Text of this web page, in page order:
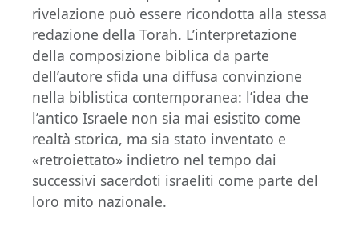
rivelazione può essere ricondotta alla stessa
redazione della Torah. L’interpretazione
della composizione biblica da parte
dell’autore sfida una diffusa convinzione
nella biblistica contemporanea: l’idea che
l’antico Israele non sia mai esistito come
realtà storica, ma sia stato inventato e
«retroiettato» indietro nel tempo dai
successivi sacerdoti israeliti come parte del
loro mito nazionale.